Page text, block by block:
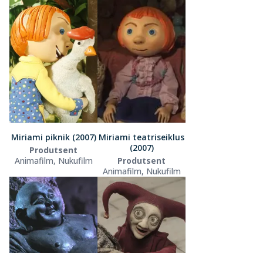
Miriami piknik (2007)
Produtsent
Animafilm, Nukufilm
Miriami teatriseiklus
(2007)
Produtsent
Animafilm, Nukufilm